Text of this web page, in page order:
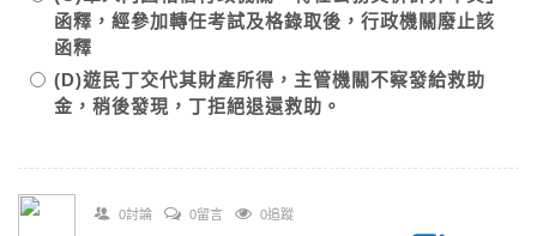
函釋，經參加轉任考試及格錄取後，行政機關廢止該
函釋
(D)遊民丁交代其財產所得，主管機關不察發給救助
金，稍後發現，丁拒絕退還救助。
0討論 0留言 0追蹤